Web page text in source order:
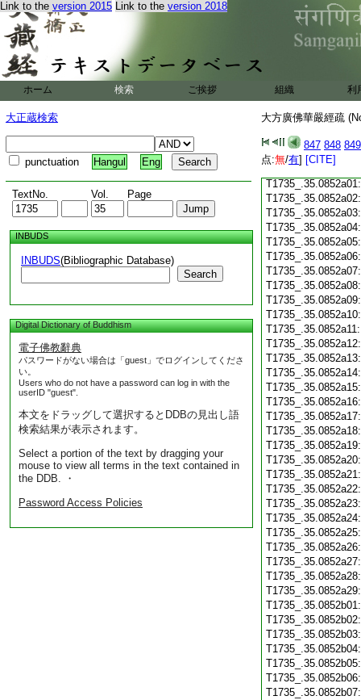
Link to the version 2015 Link to the version 2018
ホーム 検索 ご挨拶 組織 利
大正蔵検索
punctuation Hangul Eng
TextNo. Vol. Page
INBUDS
INBUDS(Bibliographic Database)
Search
Digital Dictionary of Buddhism
電子佛教辭典
パスワードがない場合は「guest」でログインしてくださ
い。
Users who do not have a password can log in with the
userID "guest".
本文をドラッグして選択するとDDBの見出し語
検索結果が表示されます。
Select a portion of the text by dragging your
mouse to view all terms in the text contained in
the DDB. ・
Password Access Policies
大方廣佛華嚴經疏
847 848 849
点:無/有] [CITE]